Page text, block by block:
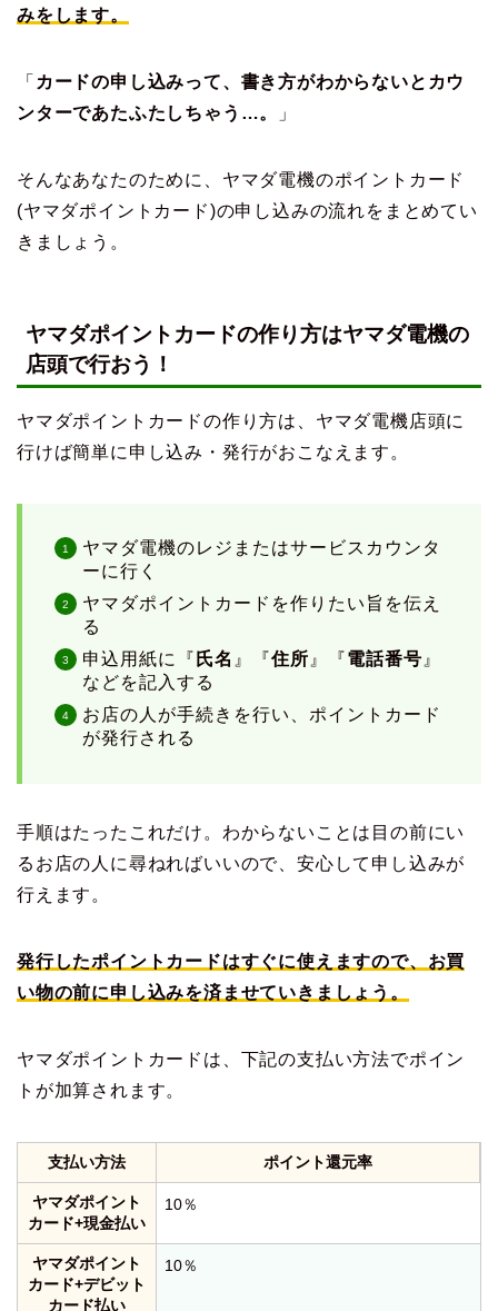
みをします。
「 カードの申し込みって、書き方がわからないとカウ
ンターであたふたしちゃう…。
」
そんなあなたのために、ヤマダ電機のポイントカード
(ヤマダポイントカード)の申し込みの流れをまとめてい
きましょう。
ヤマダポイントカードの作り方はヤマダ電機の
店頭で行おう！
ヤマダポイントカードの作り方は、ヤマダ電機店頭に
行けば簡単に申し込み・発行がおこなえます。
ヤマダ電機のレジまたはサービスカウンタ
ーに行く
ヤマダポイントカードを作りたい旨を伝え
る
申込用紙に『 氏名 』『住所 』『電話番号 』
などを記入する
お店の人が手続きを行い、ポイントカード
が発行される
手順はたったこれだけ。わからないことは目の前にい
るお店の人に尋ねればいいので、安心して申し込みが
行えます。
発行したポイントカードはすぐに使えますので、お買
い物の前に申し込みを済ませていきましょう。
ヤマダポイントカードは、下記の支払い方法でポイン
トが加算されます。
支払い方法 ポイント還元率
ヤマダポイント
カード+現金払い
10％
ヤマダポイント
カード+デビット
カード払い
10％